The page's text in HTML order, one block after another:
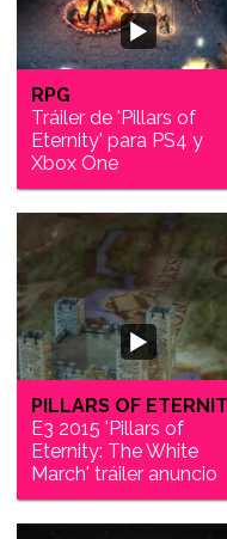
RPG
Tráiler de 'Pillars of
Eternity' para PS4 y
Xbox One
PILLARS OF
E3 2015 'Pillars of
Eternity: The White
March' tráiler anuncio